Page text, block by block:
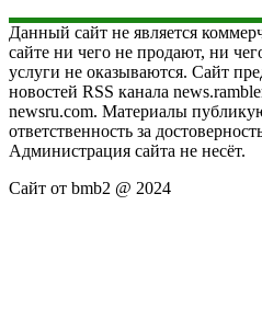
Данный сайт не является
сайте ни чего не продают, ни
услуги не оказываются. Сайт
новостей RSS канала
newsru.com. Материалы
ответственность за
Администрация сайта не несёт.
Сайт от bmb2 @ 2024